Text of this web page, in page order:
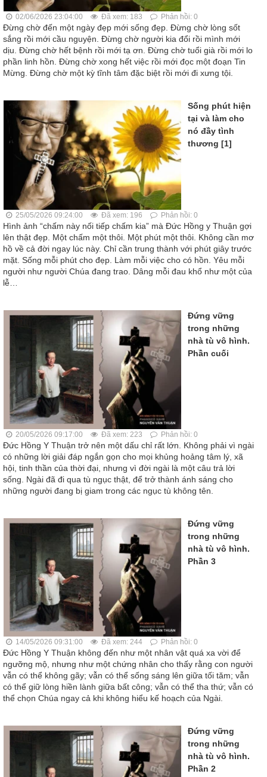
02/06/2026 23:04:00 Đã xem: 183 Phản hồi: 0
Đừng chờ đến một ngày đẹp mới sống đẹp. Đừng chờ lòng sốt
sắng rồi mới cầu nguyện. Đừng chờ người kia đổi rồi mình mới
dịu. Đừng chờ hết bệnh rồi mới tạ ơn. Đừng chờ tuổi già rồi mới lo
phần linh hồn. Đừng chờ xong hết việc rồi mới đọc một đoạn Tin
Mừng. Đừng chờ một kỳ tĩnh tâm đặc biệt rồi mới đi xưng tội.
Sống phút hiện
tại và làm cho
nó đầy tình
thương [1]
25/05/2026 09:24:00 Đã xem: 196 Phản hồi: 0
Hình ảnh “chấm này nối tiếp chấm kia” mà Đức Hồng y Thuận gợi
lên thật đẹp. Một chấm một thôi. Một phút một thôi. Không cần mơ
hồ về cả đời ngay lúc này. Chỉ cần trung thành với phút giây trước
mặt. Sống mỗi phút cho đẹp. Làm mỗi việc cho có hồn. Yêu mỗi
người như người Chúa đang trao. Dâng mỗi đau khổ như một của
lễ…
Đứng vững
trong những
nhà tù vô hình.
Phần cuối
20/05/2026 09:17:00 Đã xem: 223 Phản hồi: 0
Đức Hồng Y Thuận trở nên một dấu chỉ rất lớn. Không phải vì ngài
có những lời giải đáp ngắn gọn cho mọi khủng hoảng tâm lý, xã
hội, tinh thần của thời đại, nhưng vì đời ngài là một câu trả lời
sống. Ngài đã đi qua tù ngục thật, để trở thành ánh sáng cho
những người đang bị giam trong các ngục tù không tên.
Đứng vững
trong những
nhà tù vô hình.
Phần 3
14/05/2026 09:31:00 Đã xem: 244 Phản hồi: 0
Đức Hồng Y Thuận không đến như một nhân vật quá xa vời để
ngưỡng mộ, nhưng như một chứng nhân cho thấy rằng con người
vẫn có thể không gãy; vẫn có thể sống sáng lên giữa tối tăm; vẫn
có thể giữ lòng hiền lành giữa bất công; vẫn có thể tha thứ; vẫn có
thể chọn Chúa ngay cả khi không hiểu kế hoạch của Ngài.
Đứng vững
trong những
nhà tù vô hình.
Phần 2